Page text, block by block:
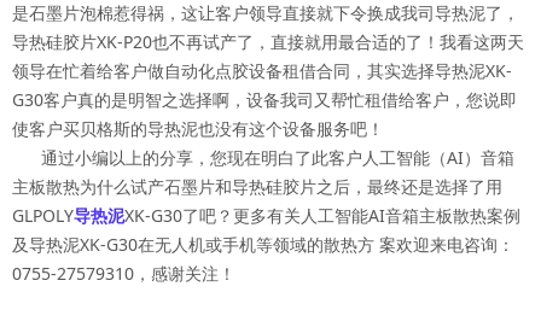
是石墨片泡棉惹得祸，这让客户领导直接就下令换成我司导热泥了，
导热硅胶片XK-P20也不再试产了，直接就用最合适的了！我看这两天
领导在忙着给客户做自动化点胶设备租借合同，其实选择导热泥XK-
G30客户真的是明智之选择啊，设备我司又帮忙租借给客户，您说即
使客户买贝格斯的导热泥也没有这个设备服务吧！
通过小编以上的分享，您现在明白了此客户人工智能（AI）音箱
主板散热为什么试产石墨片和导热硅胶片之后，最终还是选择了用
GLPOLY导热泥XK-G30了吧？更多有关人工智能AI音箱主板散热案例
及导热泥XK-G30在无人机或手机等领域的散热方 案欢迎来电咨询：
0755-27579310，感谢关注！